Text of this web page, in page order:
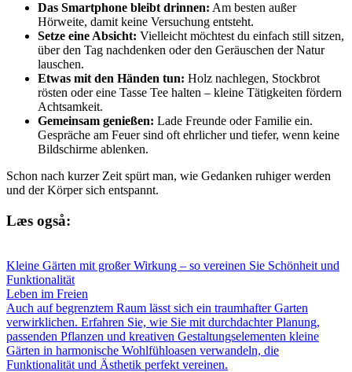
Das Smartphone bleibt drinnen: Am besten außer
Hörweite, damit keine Versuchung entsteht.
Setze eine Absicht: Vielleicht möchtest du einfach still sitzen,
über den Tag nachdenken oder den Geräuschen der Natur
lauschen.
Etwas mit den Händen tun: Holz nachlegen, Stockbrot
rösten oder eine Tasse Tee halten – kleine Tätigkeiten fördern
Achtsamkeit.
Gemeinsam genießen: Lade Freunde oder Familie ein.
Gespräche am Feuer sind oft ehrlicher und tiefer, wenn keine
Bildschirme ablenken.
Schon nach kurzer Zeit spürt man, wie Gedanken ruhiger werden
und der Körper sich entspannt.
Læs også:
Kleine Gärten mit großer Wirkung – so vereinen Sie Schönheit und
Funktionalität
Leben im Freien
Auch auf begrenztem Raum lässt sich ein traumhafter Garten
verwirklichen. Erfahren Sie, wie Sie mit durchdachter Planung,
passenden Pflanzen und kreativen Gestaltungselementen kleine
Gärten in harmonische Wohlfühloasen verwandeln, die
Funktionalität und Ästhetik perfekt vereinen.